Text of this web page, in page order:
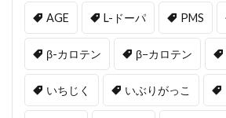
AGE L-ドーパ PMS
β-カロテン β−カロテン
いちじく いぶりがっこ